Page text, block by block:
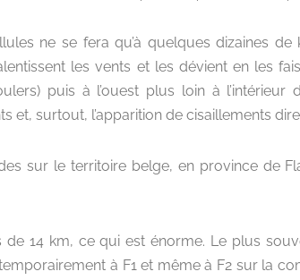
ne se fera qu’à quelques dizaines de
les vents et les dévient en les
puis à l’ouest plus loin à l’intérieur
et, surtout, l’apparition de cisaillements
sur le territoire belge, en province de
14 km, ce qui est énorme. Le plus
à F1 et même à F2 sur la